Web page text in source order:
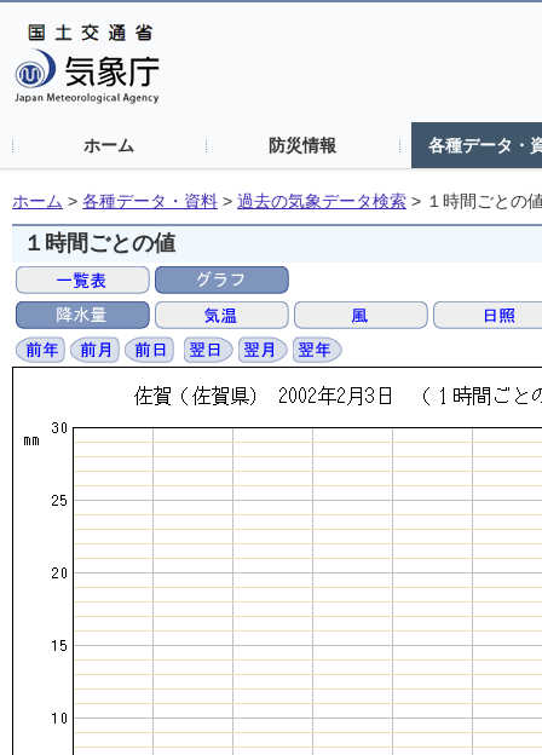
ホーム 防災情報 各種データ・
ホーム > 各種データ・資料 > 過去の気象データ検索 > １時間ごとの
１時間ごとの値